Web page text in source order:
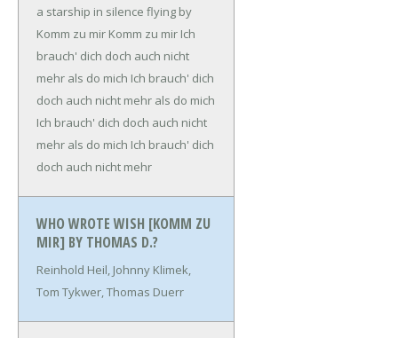
a starship in silence flying by
Komm zu mir Komm zu mir Ich
brauch' dich doch auch nicht
mehr als do mich Ich brauch' dich
doch auch nicht mehr als do mich
Ich brauch' dich doch auch nicht
mehr als do mich Ich brauch' dich
doch auch nicht mehr
WHO WROTE WISH [KOMM ZU
MIR] BY THOMAS D.?
Reinhold Heil, Johnny Klimek,
Tom Tykwer, Thomas Duerr